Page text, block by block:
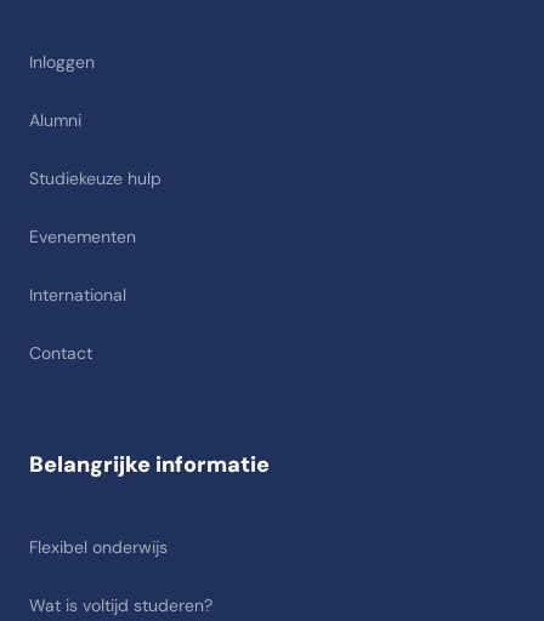
Inloggen
Alumni
Studiekeuze hulp
Evenementen
International
Contact
Belangrijke informatie
Flexibel onderwijs
Wat is voltijd studeren?